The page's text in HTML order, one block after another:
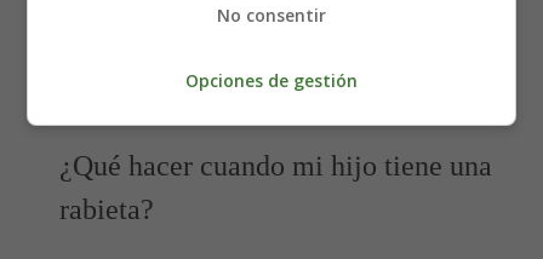
Puedes animar al niño a hacer un pequeño gesto para
la abuela que estás un poco disgustado, pero que
¿Qué hacer cuando mi hijo tiene una
rabieta?
No consentir
Opciones de gestión